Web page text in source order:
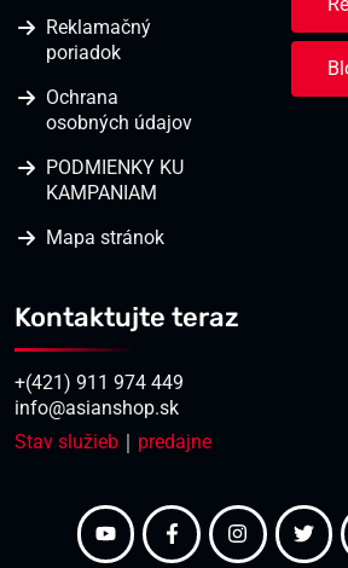
Reklamačný
poriadok
Ochrana
osobných údajov
PODMIENKY KU
KAMPANIAM
Mapa stránok
Kontaktujte teraz
+(421) 911 974 449
info@asianshop.sk
Stav služieb
predajne